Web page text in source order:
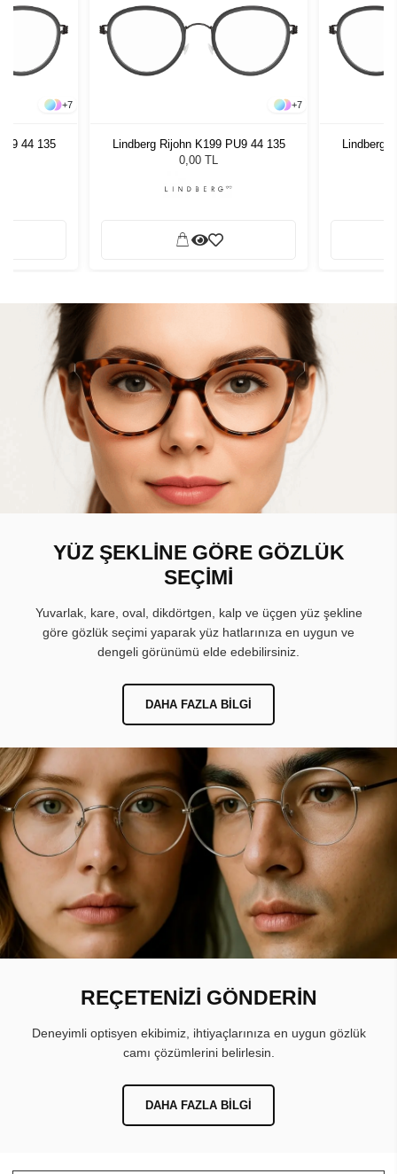
+7
44 135
+7
Lindberg Rijohn K199 PU9 44 135
0,00 TL
Lindberg
YÜZ ŞEKLİNE GÖRE GÖZLÜK
SEÇİMİ
Yuvarlak, kare, oval, dikdörtgen, kalp ve üçgen yüz şekline
göre gözlük seçimi yaparak yüz hatlarınıza en uygun ve
dengeli görünümü elde edebilirsiniz.
DAHA FAZLA BILGI
REÇETENİZİ GÖNDERİN
Deneyimli optisyen ekibimiz, ihtiyaçlarınıza en uygun gözlük
camı çözümlerini belirlesin.
DAHA FAZLA BILGI